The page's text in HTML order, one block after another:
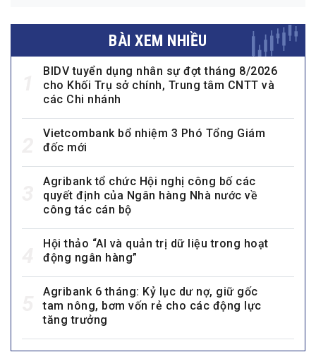
BÀI XEM NHIỀU
BIDV tuyển dụng nhân sự đợt tháng 8/2026
cho Khối Trụ sở chính, Trung tâm CNTT và
các Chi nhánh
Vietcombank bổ nhiệm 3 Phó Tổng Giám
đốc mới
Agribank tổ chức Hội nghị công bố các
quyết định của Ngân hàng Nhà nước về
công tác cán bộ
Hội thảo “AI và quản trị dữ liệu trong hoạt
động ngân hàng”
Agribank 6 tháng: Kỷ lục dư nợ, giữ gốc
tam nông, bơm vốn rẻ cho các động lực
tăng trưởng